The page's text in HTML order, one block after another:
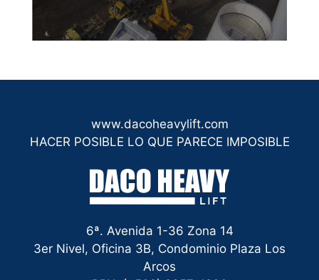
www.dacoheavylift.com
HACER POSIBLE LO QUE PARECE IMPOSIBLE
6ª. Avenida 1-36 Zona 14
3er Nivel, Oficina 3B, Condominio Plaza Los
Arcos